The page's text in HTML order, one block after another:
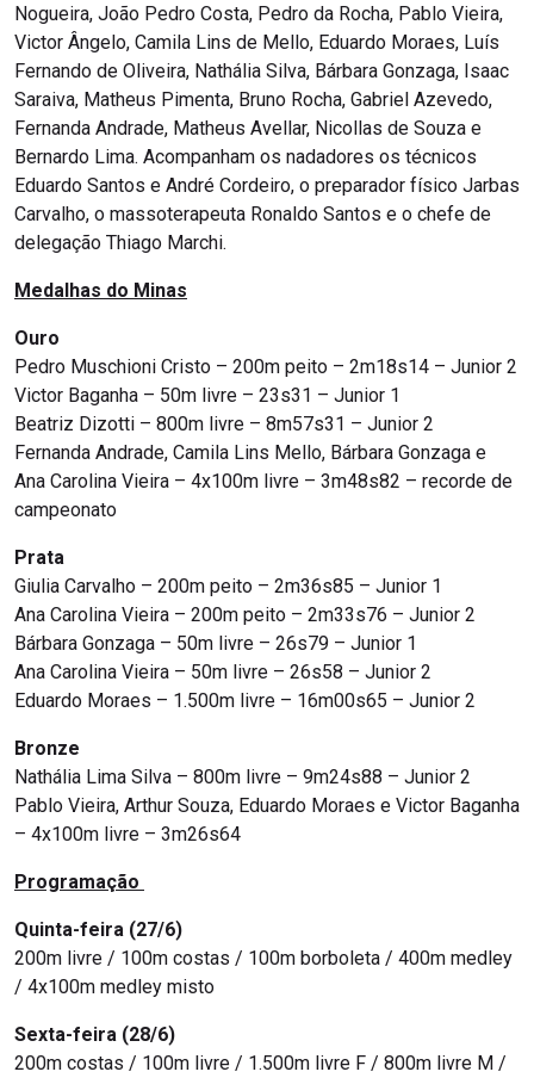
Nogueira, João Pedro Costa, Pedro da Rocha, Pablo Vieira,
Victor Ângelo, Camila Lins de Mello, Eduardo Moraes, Luís
Fernando de Oliveira, Nathália Silva, Bárbara Gonzaga, Isaac
Saraiva, Matheus Pimenta, Bruno Rocha, Gabriel Azevedo,
Fernanda Andrade, Matheus Avellar, Nicollas de Souza e
Bernardo Lima. Acompanham os nadadores os técnicos
Eduardo Santos e André Cordeiro, o preparador físico Jarbas
Carvalho, o massoterapeuta Ronaldo Santos e o chefe de
delegação Thiago Marchi.
Medalhas do Minas
Ouro
Pedro Muschioni Cristo – 200m peito – 2m18s14 – Junior 2
Victor Baganha – 50m livre – 23s31 – Junior 1
Beatriz Dizotti – 800m livre – 8m57s31 – Junior 2
Fernanda Andrade, Camila Lins Mello, Bárbara Gonzaga e
Ana Carolina Vieira – 4x100m livre – 3m48s82 – recorde de
campeonato
Prata
Giulia Carvalho – 200m peito – 2m36s85 – Junior 1
Ana Carolina Vieira – 200m peito – 2m33s76 – Junior 2
Bárbara Gonzaga – 50m livre – 26s79 – Junior 1
Ana Carolina Vieira – 50m livre – 26s58 – Junior 2
Eduardo Moraes – 1.500m livre – 16m00s65 – Junior 2
Bronze
Nathália Lima Silva – 800m livre – 9m24s88 – Junior 2
Pablo Vieira, Arthur Souza, Eduardo Moraes e Victor Baganha
– 4x100m livre – 3m26s64
Programação
Quinta-feira (27/6)
200m livre / 100m costas / 100m borboleta / 400m medley
/ 4x100m medley misto
Sexta-feira (28/6)
200m costas / 100m livre / 1.500m livre F / 800m livre M /